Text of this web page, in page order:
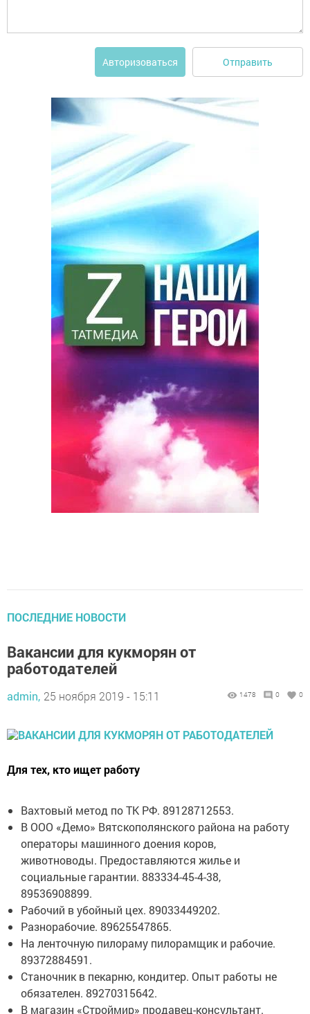
Авторизоваться Отправить
ПОСЛЕДНИЕ НОВОСТИ
Вакансии для кукморян от
работодателей
admin, 25 ноября 2019 - 15:11 1478 0 0
Для тех, кто ищет работу
Вахтовый метод по ТК РФ. 89128712553.
В ООО «Демо» Вятскополянского района на работу
операторы машинного доения коров,
животноводы. Предоставляются жилье и
социальные гарантии. 883334-45-4-38,
89536908899.
Рабочий в убойный цех. 89033449202.
Разнорабочие. 89625547865.
На ленточную пилораму пилорамщик и рабочие.
89372884591.
Станочник в пекарню, кондитер. Опыт работы не
обязателен. 89270315642.
В магазин «Строймир» продавец-консультант.